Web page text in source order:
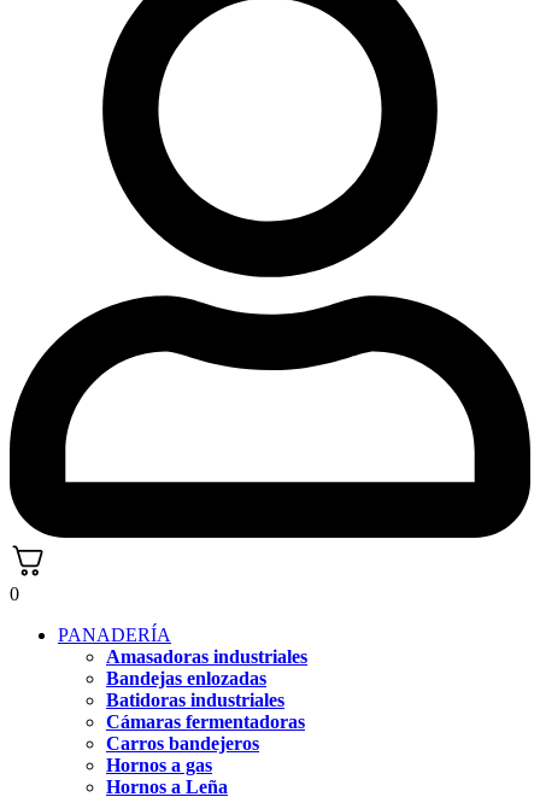
0
PANADERÍA
Amasadoras industriales
Bandejas enlozadas
Batidoras industriales
Cámaras fermentadoras
Carros bandejeros
Hornos a gas
Hornos a Leña